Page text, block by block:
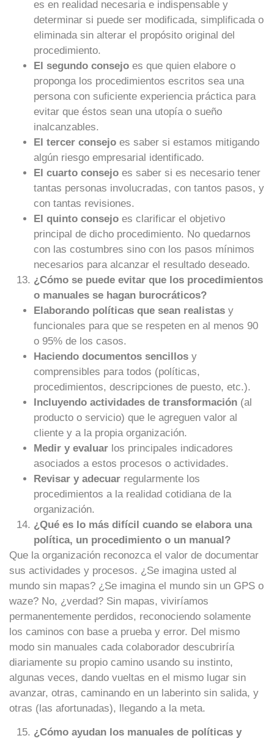
es en realidad necesaria e indispensable y
determinar si puede ser modificada, simplificada o
eliminada sin alterar el propósito original del
procedimiento.
El segundo consejo es que quien elabore o
proponga los procedimientos escritos sea una
persona con suficiente experiencia práctica para
evitar que éstos sean una utopía o sueño
inalcanzables.
El tercer consejo es saber si estamos mitigando
algún riesgo empresarial identificado.
El cuarto consejo es saber si es necesario tener
tantas personas involucradas, con tantos pasos, y
con tantas revisiones.
El quinto consejo es clarificar el objetivo
principal de dicho procedimiento. No quedarnos
con las costumbres sino con los pasos mínimos
necesarios para alcanzar el resultado deseado.
¿Cómo se puede evitar que los procedimientos
o manuales se hagan burocráticos?
Elaborando políticas que sean realistas y
funcionales para que se respeten en al menos 90
o 95% de los casos.
Haciendo documentos sencillos y
comprensibles para todos (políticas,
procedimientos, descripciones de puesto, etc.).
Incluyendo actividades de transformación (al
producto o servicio) que le agreguen valor al
cliente y a la propia organización.
Medir y evaluar los principales indicadores
asociados a estos procesos o actividades.
Revisar y adecuar regularmente los
procedimientos a la realidad cotidiana de la
organización.
¿Qué es lo más difícil cuando se elabora una
política, un procedimiento o un manual?
Que la organización reconozca el valor de documentar
sus actividades y procesos. ¿Se imagina usted al
mundo sin mapas? ¿Se imagina el mundo sin un GPS o
waze? No, ¿verdad? Sin mapas, viviríamos
permanentemente perdidos, reconociendo solamente
los caminos con base a prueba y error. Del mismo
modo sin manuales cada colaborador descubriría
diariamente su propio camino usando su instinto,
algunas veces, dando vueltas en el mismo lugar sin
avanzar, otras, caminando en un laberinto sin salida, y
otras (las afortunadas), llegando a la meta.
¿Cómo ayudan los manuales de políticas y